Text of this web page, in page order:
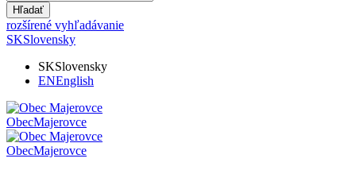
Hľadať
rozšírené vyhľadávanie
SKSlovensky
SKSlovensky
ENEnglish
ObecMajerovce
ObecMajerovce